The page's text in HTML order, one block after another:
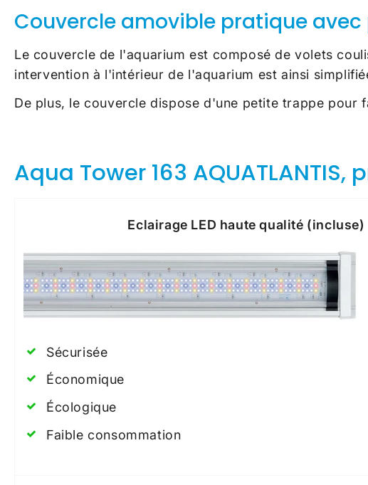
Couvercle amovible pratique
Le couvercle de l'aquarium est composé de volets
intervention à l'intérieur de l'aquarium est ainsi
De plus, le couvercle dispose d'une petite trappe pour
Aqua Tower 163 AQUATLANTIS,
Eclairage LED haute qualité (incluse)
Sécurisée
Économique
Écologique
Faible consommation